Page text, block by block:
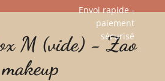
Envoi rapide -
paiement
sécurisé​
M (vide) - Zao
makeup